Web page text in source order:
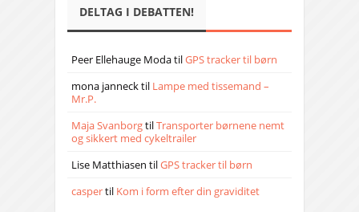
DELTAG I DEBATTEN!
Peer Ellehauge ModatilGPS tracker til børn
mona jannecktil Lampe med tissemand –
Mr.P.
Maja SvanborgtilTransporter børnene nemt
og sikkert med cykeltrailer
Lise Matthiasen tilGPS tracker til børn
caspertil Kom i form efter din graviditet